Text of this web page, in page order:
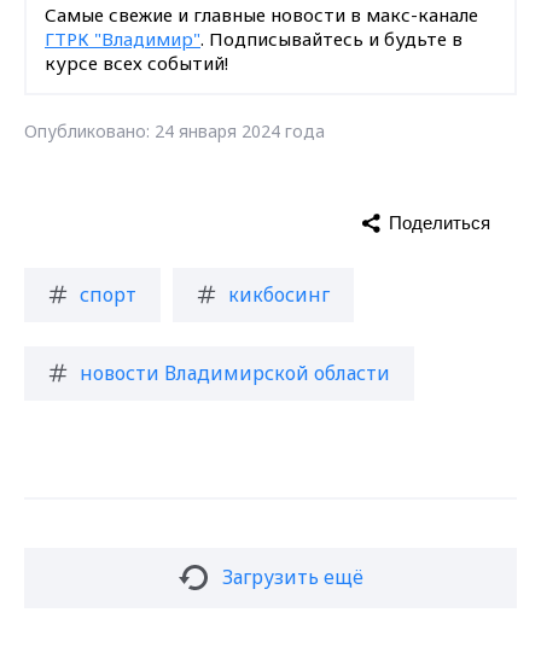
Самые свежие и главные новости в макс-канале
ГТРК "Владимир". Подписывайтесь и будьте в
курсе всех событий!
Опубликовано: 24 января 2024 года
спорт кикбосинг
новости Владимирской области
Поделиться
Загрузить ещё